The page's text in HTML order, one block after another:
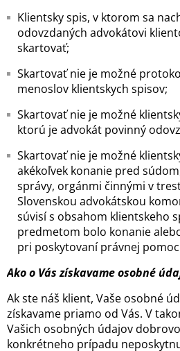
Klientsky spis, v ktorom sa
odovzdaných advokátovi
skartovať;
Skartovať nie je možné
menoslov klientskych spisov;
Skartovať nie je možné
ktorú je advokát povinný
Skartovať nie je možné
akékoľvek konanie pred
správy, orgánmi činnými v
Slovenskou advokátskou
súvisí s obsahom klientskeho
predmetom bolo konanie
pri poskytovaní právnej
Ako o Vás získavame osobné
Ak ste náš klient, Vaše osobné
získavame priamo od Vás. V
Vašich osobných údajov
konkrétneho prípadu